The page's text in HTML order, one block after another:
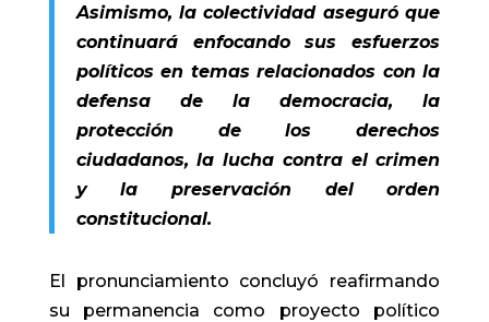
Asimismo, la colectividad aseguró que
continuará enfocando sus esfuerzos
políticos en temas relacionados con la
defensa de la democracia, la
protección de los derechos
ciudadanos, la lucha contra el crimen
y la preservación del orden
constitucional.
El pronunciamiento concluyó reafirmando
su permanencia como proyecto político